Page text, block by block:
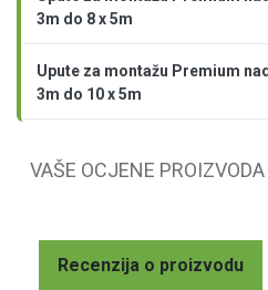
3m do 8 x 5m
Upute za montažu Premium
3m do 10 x 5m
VAŠE OCJENE PROIZVODA
Recenzija o proizvodu